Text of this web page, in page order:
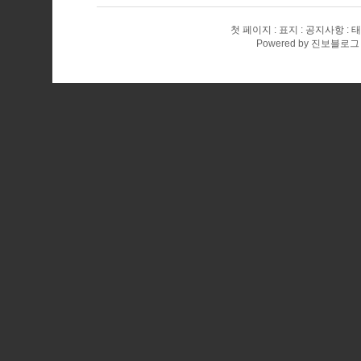
첫 페이지 표지 공지사항
Powered by 진보블로그